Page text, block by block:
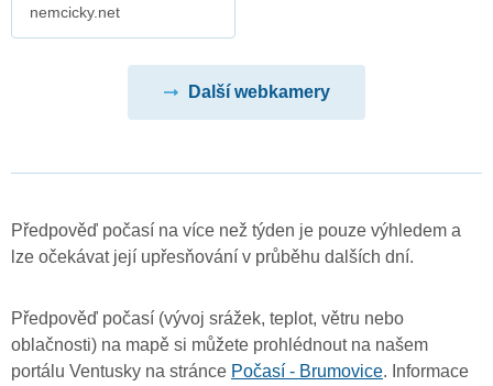
nemcicky.net
Další webkamery
Předpověď počasí na více než týden je pouze výhledem a
lze očekávat její upřesňování v průběhu dalších dní.
Předpověď počasí (vývoj srážek, teplot, větru nebo
oblačnosti) na mapě si můžete prohlédnout na našem
portálu Ventusky na stránce Počasí - Brumovice. Informace